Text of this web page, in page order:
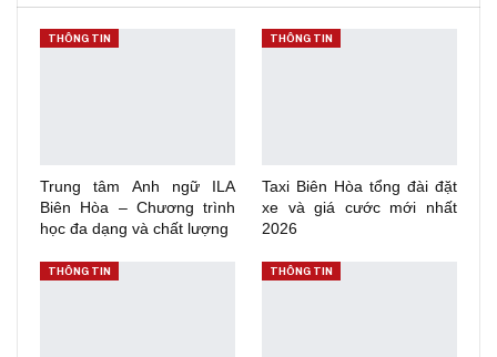
THÔNG TIN
Trung tâm Anh ngữ ILA
Biên Hòa – Chương trình
học đa dạng và chất lượng
THÔNG TIN
Taxi Biên Hòa tổng đài đặt
xe và giá cước mới nhất
2026
THÔNG TIN THÔNG TIN